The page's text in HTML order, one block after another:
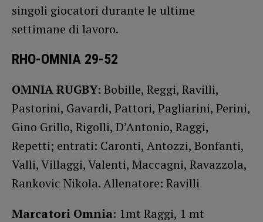
singoli giocatori durante le ultime
settimane di lavoro.
RHO-OMNIA 29-52
OMNIA RUGBY: Bobille, Reggi, Ravilli,
Pastorini, Gavardi, Pattori, Pagliarini, Perini,
Gino Grillo, Rigolli, D’Antonio, Raggi,
Repetti; entrati: Caronti, Antozzi, Bonfanti,
Valli, Villaggi, Valenti, Maccagni, Ravazzola,
Rankovic Nikola. Allenatore: Ravilli
Marcatori Omnia: 1mt Raggi, 1 mt